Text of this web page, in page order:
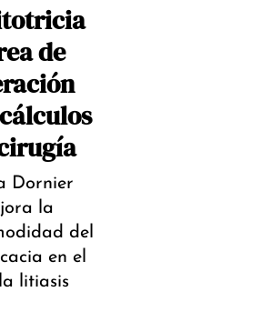
de
Dornier
la
del
en el
litiasis